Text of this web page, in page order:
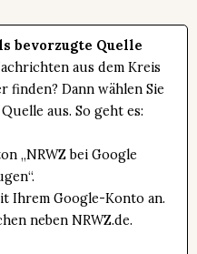
bevorzugte Quelle
aus dem Kreis
finden? Dann wählen Sie
aus. So geht es:
„NRWZ bei Google
Ihrem Google-Konto an.
neben NRWZ.de.